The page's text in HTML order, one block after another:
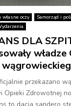
własne oczy Samorząd i
DLA
władze
przekazano
Opieki Zdrowotnej